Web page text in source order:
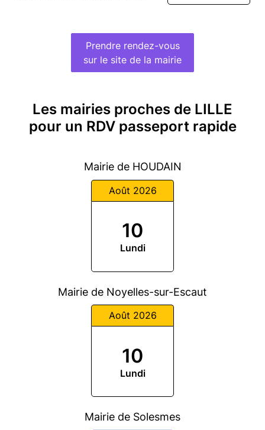
Prendre rendez-vous
sur le site de la mairie
Les mairies proches de LILLE
pour un RDV passeport rapide
Mairie de HOUDAIN
Août 2026
10
Lundi
Mairie de Noyelles-sur-Escaut
Août 2026
10
Lundi
Mairie de Solesmes